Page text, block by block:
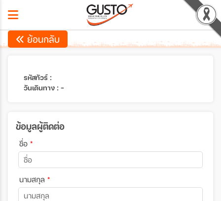
ย้อนกลับ
รหัสทัวร์ :
วันเดินทาง : -
ข้อมูลผู้ติดต่อ
ชื่อ *
นามสกุล *